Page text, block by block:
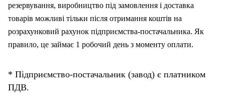
резервування, виробництво під замовлення і доставка
товарів можливі тільки після отримання коштів на
розрахунковий рахунок підприємства-постачальника. Як
правило, це займає 1 робочий день з моменту оплати.
* Підприємство-постачальник (завод) є платником
ПДВ.